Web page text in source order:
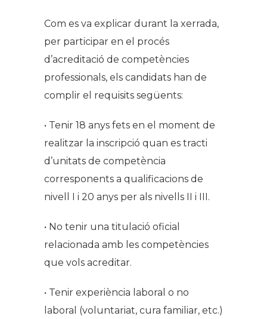
Com es va explicar durant la xerrada,
per participar en el procés
d’acreditació de competències
professionals, els candidats han de
complir el requisits següents:
• Tenir 18 anys fets en el moment de
realitzar la inscripció quan es tracti
d’unitats de competència
corresponents a qualificacions de
nivell I i 20 anys per als nivells II i III.
• No tenir una titulació oficial
relacionada amb les competències
que vols acreditar.
• Tenir experiència laboral o no
laboral (voluntariat, cura familiar, etc.)